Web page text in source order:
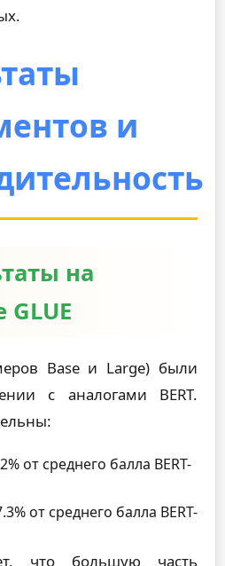
и
на
Base и Large) были
с аналогами BERT.
от среднего балла BERT-
от среднего балла BERT-
что большую часть